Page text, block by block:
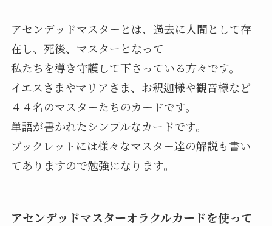
アセンデッドマスターとは、過去に人間として存
在し、死後、マスターとなって
私たちを導き守護して下さっている方々です。
イエスさまやマリアさま、お釈迦様や観音様など
４４名のマスターたちのカードです。
単語が書かれたシンプルなカードです。
ブックレットには様々なマスター達の解説も書い
てありますので勉強になります。
アセンデッドマスターオラクルカードを使って